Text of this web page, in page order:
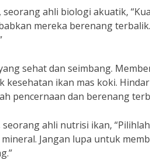
ahli biologi akuatik,
mereka berenang
sehat dan seimbang.
kesehatan ikan mas koki.
pencernaan dan berenang
ahli nutrisi ikan,
Jangan lupa untuk